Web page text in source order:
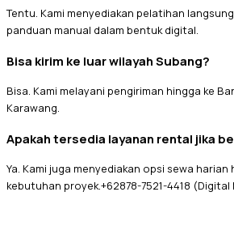
Tentu. Kami menyediakan pelatihan
panduan manual dalam bentuk digital.
Bisa kirim ke luar wilayah Subang?
Bisa. Kami melayani pengiriman hingga ke
Karawang.
Apakah tersedia layanan rental jika
Ya. Kami juga menyediakan opsi sewa
kebutuhan proyek.+62878-7521-4418